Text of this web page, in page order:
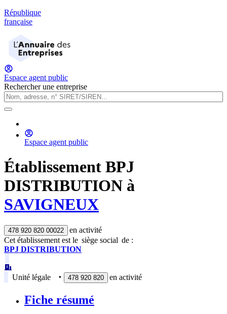
République
française
Espace agent public
Rechercher une entreprise
Espace agent public
Établissement BPJ
DISTRIBUTION à
SAVIGNEUX
478 920 820 00022
en activité
Cet établissement est le siège social de :
BPJ DISTRIBUTION
Unité légale ‣ 478 920 820 en activité
Fiche résumé